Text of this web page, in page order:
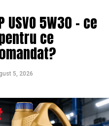
vizibilitatea unui
solicita o ofertă de
EvenimenteGratuite.ro.
5W30 – ce
ce
5, 2026